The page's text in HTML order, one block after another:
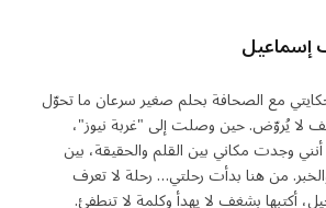
مع الصحافة بحلم صغير سرعان ما تحوّل
لا يُروّض. حين وصلت إلى "غربة نيوز"،
وجدت مكاني بين القلم والحقيقة، بين
من هنا بدأت رحلتي… رحلة لا تعرف
أكتبها بشغف لا يهدأ وكلمة لا تنطفئ.